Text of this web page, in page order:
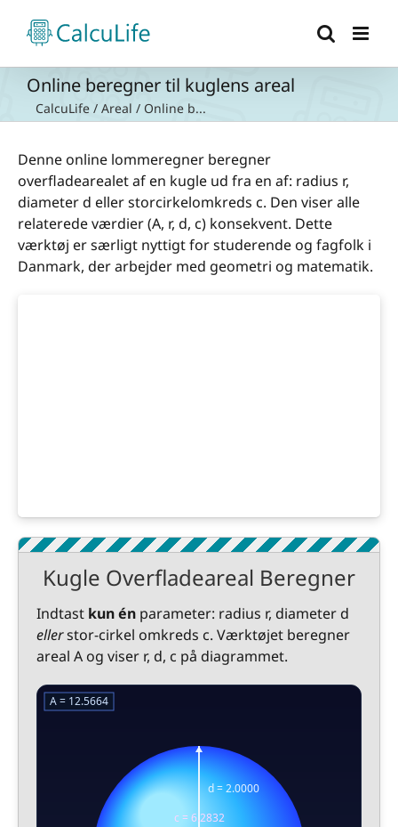
content
Online beregner til kuglens areal
CalcuLife / Areal / Online b...
Denne online lommeregner beregner
overfladearealet af en kugle ud fra en af: radius r,
diameter d eller storcirkelomkreds c. Den viser alle
relaterede værdier (A, r, d, c) konsekvent. Dette
værktøj er særligt nyttigt for studerende og fagfolk i
Danmark, der arbejder med geometri og matematik.
Kugle Overfladeareal Beregner
Indtast kun én parameter: radius r, diameter d
ellerstor-cirkel omkreds c. Værktøjet beregner
areal A og viser r, d, c på diagrammet.